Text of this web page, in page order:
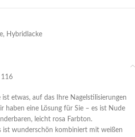
, Hybridlacke
116
etwas, auf das Ihre Nagelstilisierungen
haben eine Lösung für Sie – es ist Nude
leicht rosa Farbton.
ist wunderschön kombiniert mit weißen